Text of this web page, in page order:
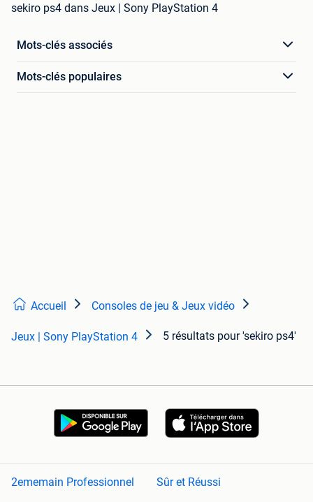
sekiro ps4 dans Jeux | Sony PlayStation 4
Mots-clés associés
Mots-clés populaires
Accueil Consoles de jeu & Jeux vidéo
Jeux | Sony PlayStation 4 5 résultats pour 'sekiro ps4'
2ememain Professionnel Sûr et Réussi